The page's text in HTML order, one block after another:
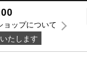
ョップについて
たします